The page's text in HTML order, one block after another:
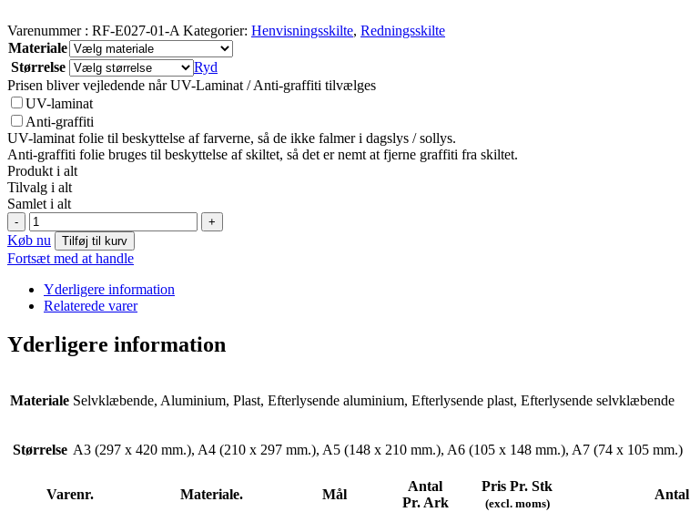
Varenummer : RF-E027-01-A Kategorier: Henvisningsskilte, Redningsskilte
Materiale
Størrelse
Ryd
Prisen bliver vejledende når UV-Laminat / Anti-graffiti tilvælges
UV-laminat
Anti-graffiti
UV-laminat folie til beskyttelse af farverne, så de ikke falmer i dagslys / sollys.
Anti-graffiti folie bruges til beskyttelse af skiltet, så det er nemt at fjerne graffiti fra skiltet.
Produkt i alt
Tilvalg i alt
Samlet i alt
-
E027:
Forbindstaske
antal
+
Køb nu Tilføj til kurv
Fortsæt med at handle
Yderligere information
Relaterede varer
Yderligere information
Materiale Selvklæbende, Aluminium, Plast, Efterlysende aluminium, Efterlysende plast, Efterlysende selvklæbende
Størrelse A3 (297 x 420 mm.), A4 (210 x 297 mm.), A5 (148 x 210 mm.), A6 (105 x 148 mm.), A7 (74 x 105 mm.)
Varenr. Materiale. Mål
Antal
Pr. Ark
Pris Pr. Stk
(excl. moms)
Antal